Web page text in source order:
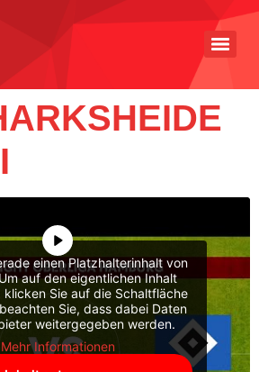
einen Platzhalterinhalt von
auf den eigentlichen Inhalt
klicken Sie auf die Schaltfläche
Sie, dass dabei Daten
weitergegeben werden.
Mehr Informationen